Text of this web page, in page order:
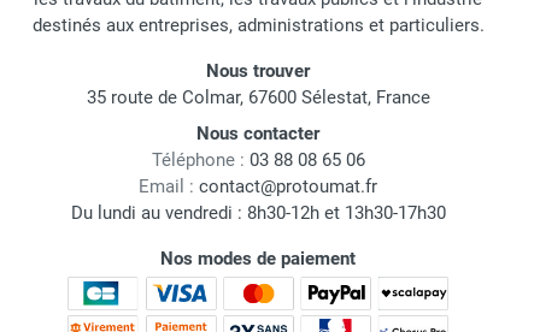
destinés aux entreprises, administrations et particuliers.
Nous trouver
35 route de Colmar, 67600 Sélestat, France
Nous contacter
Téléphone : 03 88 08 65 06
Email : contact@protoumat.fr
Du lundi au vendredi : 8h30-12h et 13h30-17h30
Nos modes de paiement